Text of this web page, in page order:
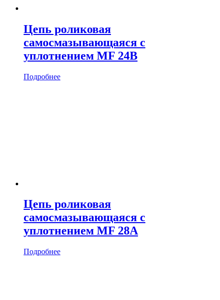
Цепь роликовая
cамосмазывающаяся с
уплотнением MF 24B
Подробнее
Цепь роликовая
cамосмазывающаяся с
уплотнением MF 28A
Подробнее